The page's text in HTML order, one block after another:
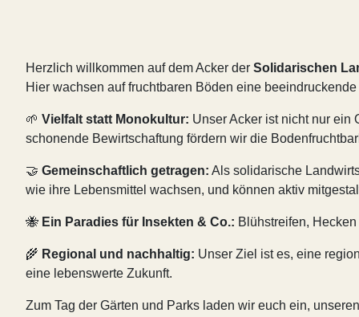
Herzlich willkommen auf dem Acker der Solidarischen
Hier wachsen auf fruchtbaren Böden eine
🌱 Vielfalt statt Monokultur: Unser Acker ist nicht nur ein
schonende Bewirtschaftung fördern wir die
🤝 Gemeinschaftlich getragen: Als solidarische
wie ihre Lebensmittel wachsen, und können aktiv
🐝 Ein Paradies für Insekten & Co.: Blühstreifen,
🌾 Regional und nachhaltig: Unser Ziel ist es, eine
eine lebenswerte Zukunft.
Zum Tag der Gärten und Parks laden wir euch ein,